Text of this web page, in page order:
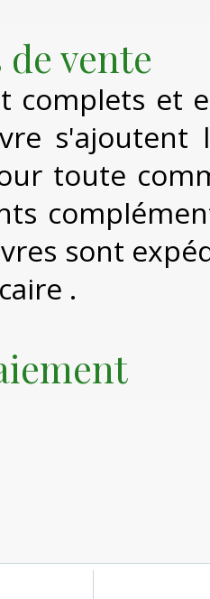
vente
complets et
s'ajoutent
toute
sont
.